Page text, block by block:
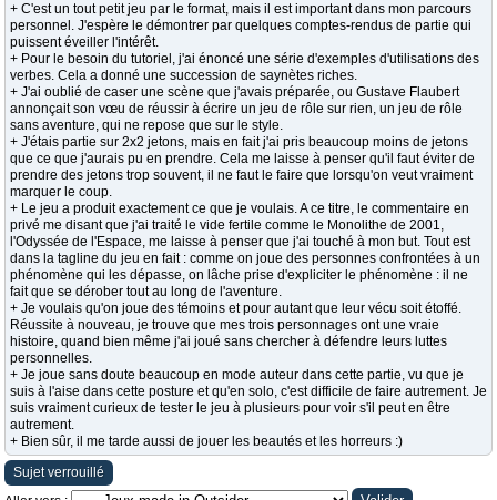
+ C'est un tout petit jeu par le format, mais il est important dans mon parcours
personnel. J'espère le démontrer par quelques comptes-rendus de partie qui
puissent éveiller l'intérêt.
+ Pour le besoin du tutoriel, j'ai énoncé une série d'exemples d'utilisations des
verbes. Cela a donné une succession de saynètes riches.
+ J'ai oublié de caser une scène que j'avais préparée, ou Gustave Flaubert
annonçait son vœu de réussir à écrire un jeu de rôle sur rien, un jeu de rôle
sans aventure, qui ne repose que sur le style.
+ J'étais partie sur 2x2 jetons, mais en fait j'ai pris beaucoup moins de jetons
que ce que j'aurais pu en prendre. Cela me laisse à penser qu'il faut éviter de
prendre des jetons trop souvent, il ne faut le faire que lorsqu'on veut vraiment
marquer le coup.
+ Le jeu a produit exactement ce que je voulais. A ce titre, le commentaire en
privé me disant que j'ai traité le vide fertile comme le Monolithe de 2001,
l'Odyssée de l'Espace, me laisse à penser que j'ai touché à mon but. Tout est
dans la tagline du jeu en fait : comme on joue des personnes confrontées à un
phénomène qui les dépasse, on lâche prise d'expliciter le phénomène : il ne
fait que se dérober tout au long de l'aventure.
+ Je voulais qu'on joue des témoins et pour autant que leur vécu soit étoffé.
Réussite à nouveau, je trouve que mes trois personnages ont une vraie
histoire, quand bien même j'ai joué sans chercher à défendre leurs luttes
personnelles.
+ Je joue sans doute beaucoup en mode auteur dans cette partie, vu que je
suis à l'aise dans cette posture et qu'en solo, c'est difficile de faire autrement. Je
suis vraiment curieux de tester le jeu à plusieurs pour voir s'il peut en être
autrement.
+ Bien sûr, il me tarde aussi de jouer les beautés et les horreurs :)
Sujet verrouillé